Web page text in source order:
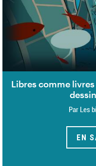
Libres comme
Par Les
EN